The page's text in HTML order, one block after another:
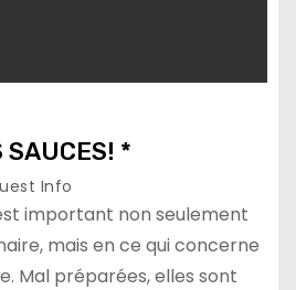
SAUCES! *
Info
important non seule­ment
mais en ce qui concerne
Mal préparées, elles sont